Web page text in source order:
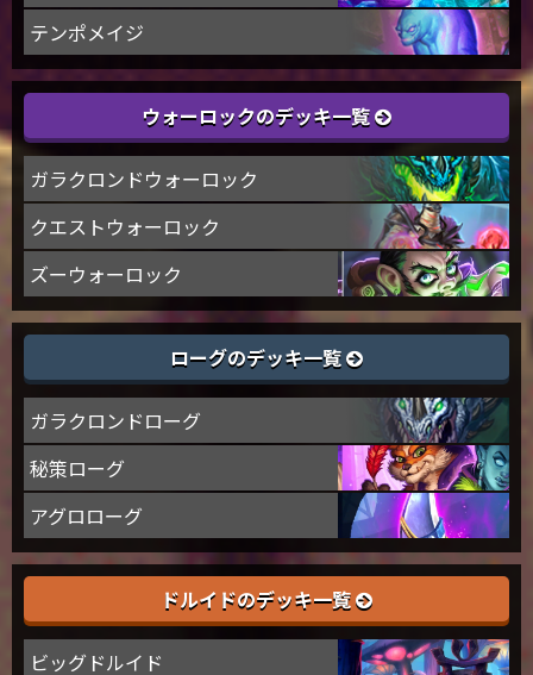
テンポメイジ
ウォーロックのデッキ一覧
ガラクロンドウォーロック
クエストウォーロック
ズーウォーロック
ローグのデッキ一覧
ガラクロンドローグ
秘策ローグ
アグロローグ
ドルイドのデッキ一覧
ビッグドルイド